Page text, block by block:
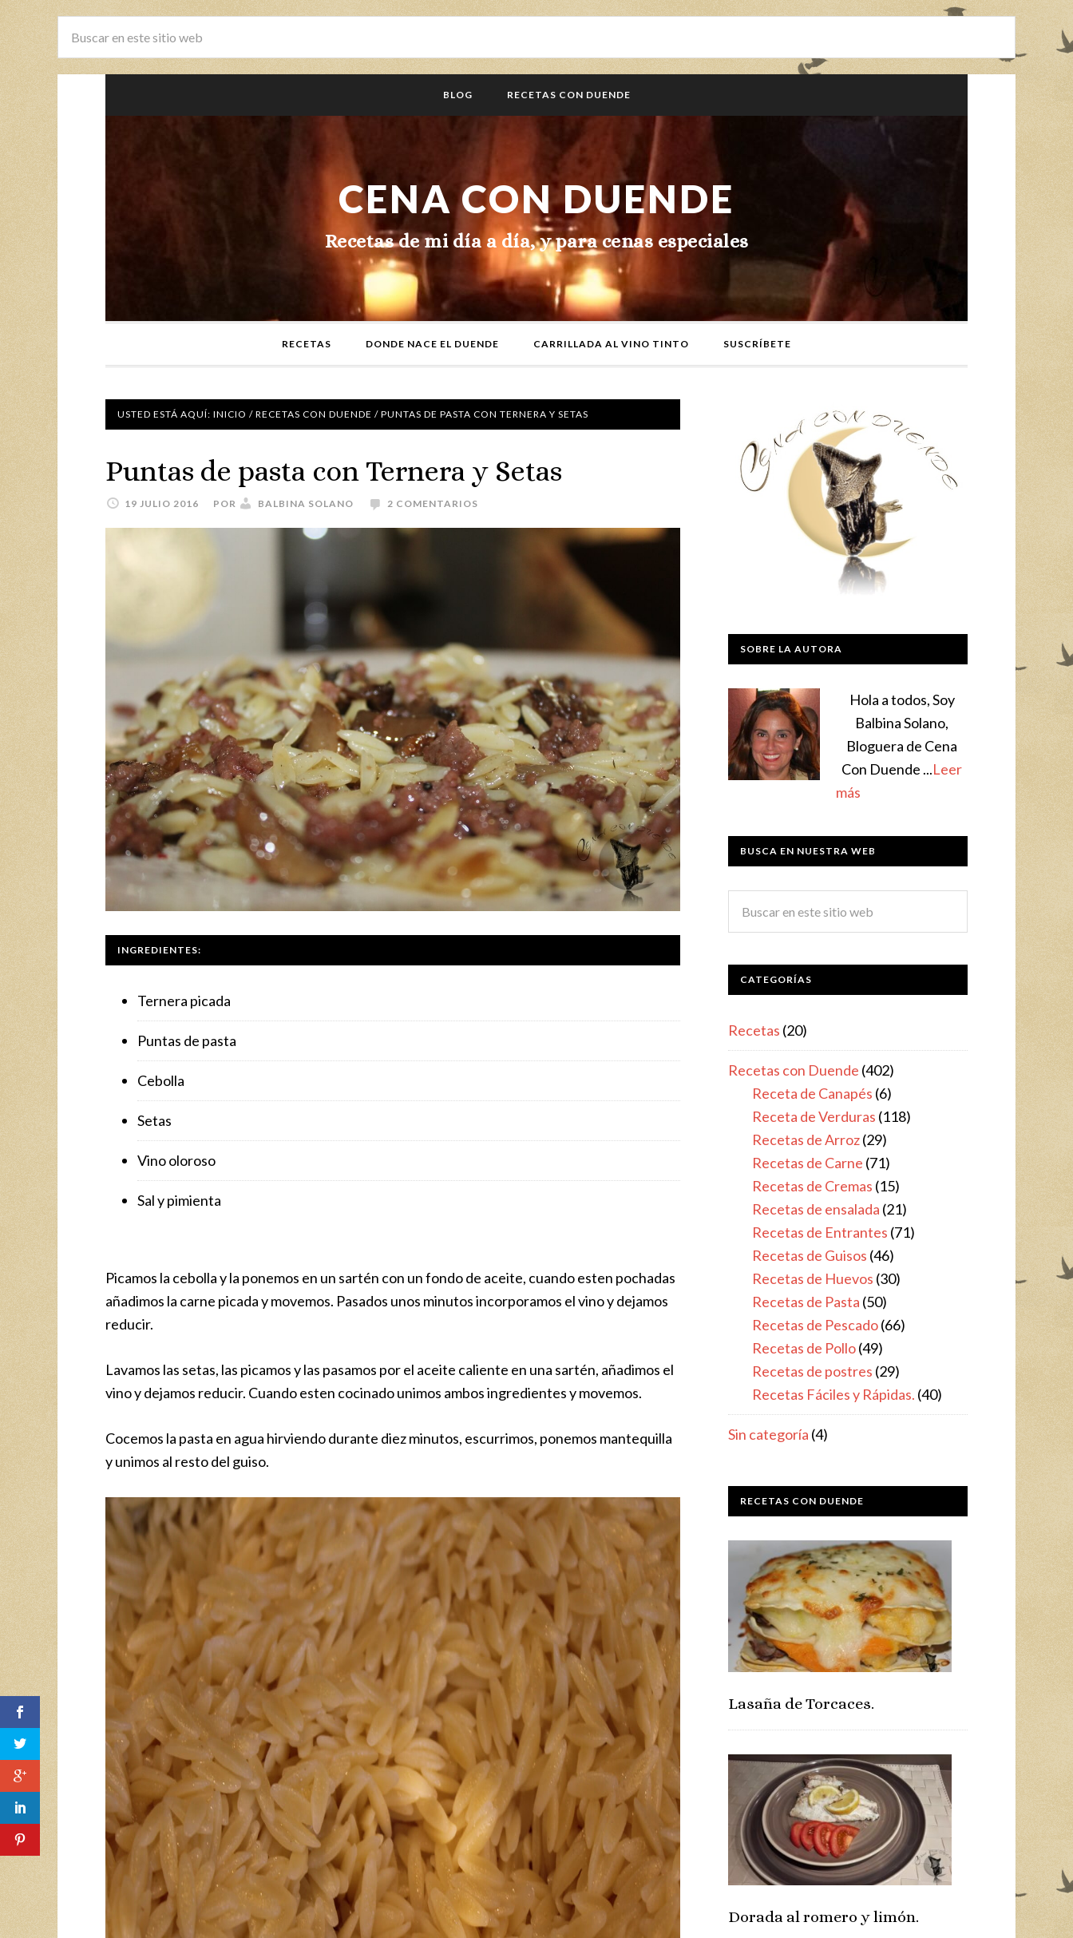
BLOG RECETAS CON DUENDE
CENA CON DUENDE
Recetas de mi día a día, y para cenas especiales
RECETAS DONDE NACE EL DUENDE CARRILLADA AL VINO TINTO SUSCRÍBETE
USTED ESTÁ AQUÍ: INICIO / RECETAS CON DUENDE / PUNTAS DE PASTA CON TERNERA Y SETAS
Puntas de pasta con Ternera y Setas
19 JULIO 2016 POR BALBINA SOLANO 2 COMENTARIOS
INGREDIENTES:
Ternera picada
Puntas de pasta
Cebolla
Setas
Vino oloroso
Sal y pimienta
Picamos la cebolla y la ponemos en un sartén con un fondo de aceite, cuando esten pochadas
añadimos la carne picada y movemos. Pasados unos minutos incorporamos el vino y dejamos
reducir.
Lavamos las setas, las picamos y las pasamos por el aceite caliente en una sartén, añadimos el
vino y dejamos reducir. Cuando esten cocinado unimos ambos ingredientes y movemos.
Cocemos la pasta en agua hirviendo durante diez minutos, escurrimos, ponemos mantequilla
y unimos al resto del guiso.
SOBRE LA AUTORA
Hola a todos, Soy
Balbina Solano,
Bloguera de Cena
Con Duende ...Leer
más
BUSCA EN NUESTRA WEB
CATEGORÍAS
Recetas (20)
Recetas con Duende (402)
Receta de Canapés (6)
Receta de Verduras (118)
Recetas de Arroz(29)
Recetas de Carne (71)
Recetas de Cremas (15)
Recetas de ensalada (21)
Recetas de Entrantes (71)
Recetas de Guisos (46)
Recetas de Huevos (30)
Recetas de Pasta (50)
Recetas de Pescado(66)
Recetas de Pollo(49)
Recetas de postres (29)
Recetas Fáciles y Rápidas. (40)
Sin categoría (4)
RECETAS CON DUENDE
Lasaña de Torcaces.
Dorada al romero y limón.